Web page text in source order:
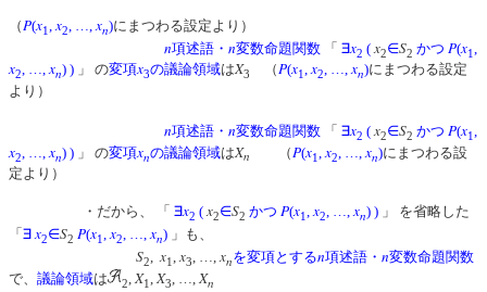
（P(x1,x2, …,xn)にまつわる設定より）
n項述語・ n変数命題関数 「 ∃x2 (x2∈S2 かつ P(x1
x2, …,xn) ) 」 の変項x3の議論領域はX3 （P(x1,x2, …,xn)にまつわる設定
より）
n項述語・ n変数命題関数 「 ∃x2 (x2∈S2 かつ P(x1,
x2 xn) ) 」 の変項xnの議論領域はXn （P(x1 x2 xn)にまつわる設
定より）
・だから、 「 ∃x2 (x2∈S2 かつ P(x1,x2, …,xn) ) 」 を省略した
「 ∃ x2∈S2 P(x1 x2 xn) 」も、
S2 x1 x3 xnを変項とするn項述語・ n変数命題関数
で、 議論領域は 2, X1, X3, …, Xn